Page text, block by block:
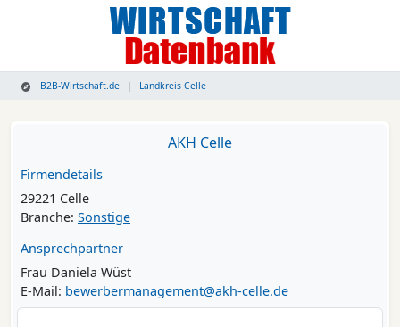
B2B-Wirtschaft.de Landkreis Celle
AKH Celle
Firmendetails
29221 Celle
Branche: Sonstige
Ansprechpartner
Frau Daniela Wüst
E-Mail: bewerbermanagement@akh-celle.de